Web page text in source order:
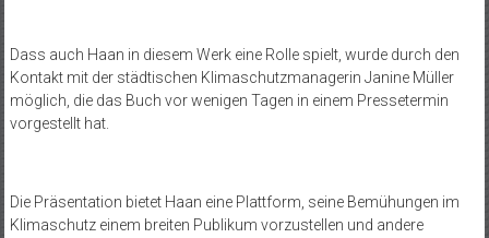
Dass auch Haan in diesem Werk eine Rolle spielt, wurde durch den
Kontakt mit der städtischen Klimaschutzmanagerin Janine Müller
möglich, die das Buch vor wenigen Tagen in einem Pressetermin
vorgestellt hat.
Die Präsentation bietet Haan eine Plattform, seine Bemühungen im
Klimaschutz einem breiten Publikum vorzustellen und andere